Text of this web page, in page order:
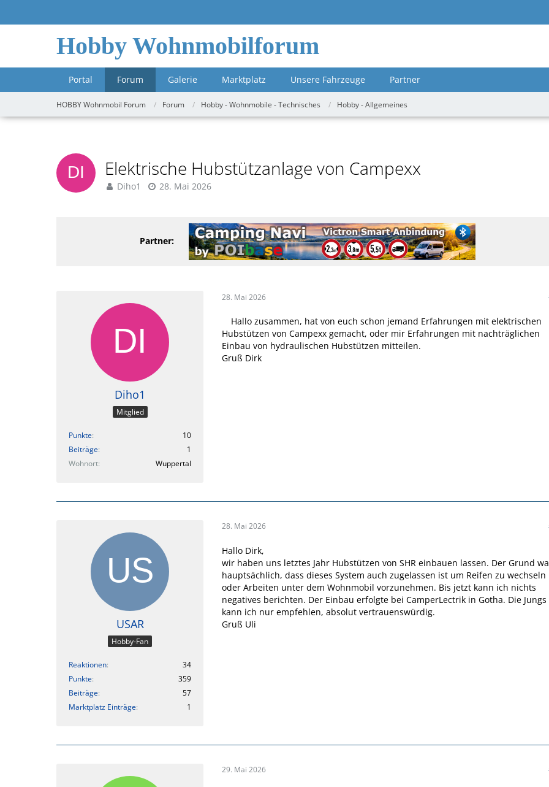
Hobby Wohnmobilforum
Portal Forum Galerie Marktplatz Unsere Fahrzeuge Partner
HOBBY Wohnmobil Forum Forum Hobby - Wohnmobile - Technisches Hobby - Allgemeines
Elektrische Hubstützanlage von Campexx
Diho1 28. Mai 2026
Partner:
Diho1
Mitglied
Punkte
10
Beiträge
1
Wohnort
Wuppertal
28. Mai 2026
Hallo zusammen, hat von euch schon jemand Erfahrungen mit elektrischen
Hubstützen von Campexx gemacht, oder mir Erfahrungen mit nachträglichen
Einbau von hydraulischen Hubstützen mitteilen.
Gruß Dirk
USAR
Hobby-Fan
Reaktionen
34
Punkte
359
Beiträge
57
Marktplatz Einträge
1
28. Mai 2026
Hallo Dirk,
wir haben uns letztes Jahr Hubstützen von SHR einbauen lassen. Der Grund
hauptsächlich, dass dieses System auch zugelassen ist um Reifen zu wechseln
oder Arbeiten unter dem Wohnmobil vorzunehmen. Bis jetzt kann ich nichts
negatives berichten. Der Einbau erfolgte bei CamperLectrik in Gotha. Die Jungs
kann ich nur empfehlen, absolut vertrauenswürdig.
Gruß Uli
29. Mai 2026